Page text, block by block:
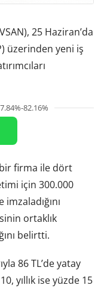
25 Haziran’da
üzerinden yeni iş
82.16%
firma ile dört
için 300.000
ortaklık
belirtti.
86 TL’de yatay
yıllık ise yüzde 15